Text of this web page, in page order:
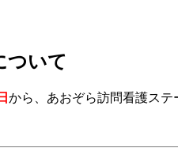
ついて
から、あおぞら訪問看護ステ